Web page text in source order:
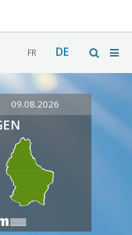
FR DE
09.08.2026